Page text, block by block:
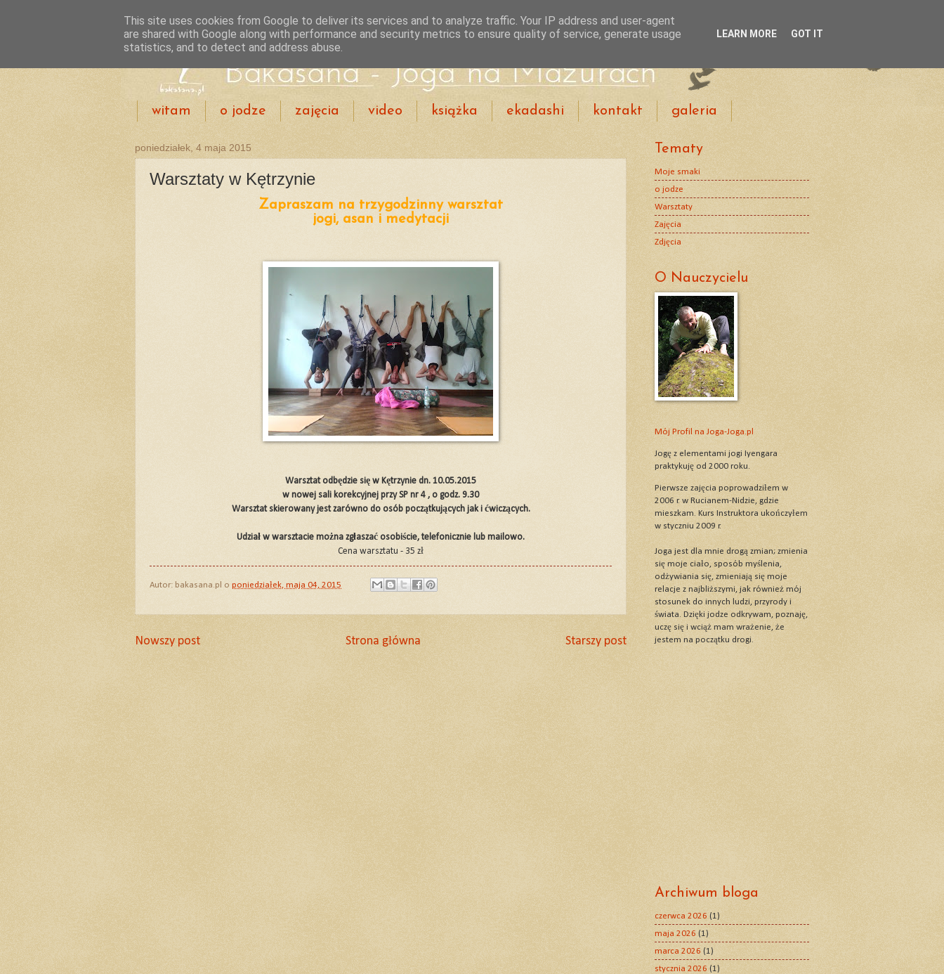
witam o jodze zajęcia video książka ekadashi kontakt galeria
poniedziałek, 4 maja 2015
Warsztaty w Kętrzynie
Zapraszam na trzygodzinny warsztat
jogi, asan i medytacji
Warsztat odbędzie się w Kętrzynie dn. 10.05.2015
w nowej sali korekcyjnej przy SP nr 4 , o godz. 9.30
Warsztat skierowany jest zarówno do osób początkujących jak i ćwiczących.
Udział w warsztacie można zgłaszać osobiście, telefonicznie lub mailowo.
Cena warsztatu - 35 zł
Autor: bakasana.pl o poniedziałek, maja 04, 2015
Nowszy post Starszy post
Strona główna
Tematy
Moje smaki
o jodze
Warsztaty
Zajęcia
Zdjęcia
O Nauczycielu
Mój Profil na Joga-Joga.pl
Jogę z elementami jogi Iyengara
praktykuję od 2000 roku.
Pierwsze zajęcia poprowadziłem w
2006 r. w Rucianem-Nidzie, gdzie
mieszkam. Kurs Instruktora ukończyłem
w styczniu 2009 r.
Joga jest dla mnie drogą zmian; zmienia
się moje ciało, sposób myślenia,
odżywiania się, zmieniają się moje
relacje z najbliższymi, jak również mój
stosunek do innych ludzi, przyrody i
świata. Dzięki jodze odkrywam, poznaję,
uczę się i wciąż mam wrażenie, że
jestem na początku drogi.
Archiwum bloga
czerwca 2026 (1)
maja 2026 (1)
marca 2026 (1)
stycznia 2026 (1)
This site uses cookies from Google to deliver its services and to analyze traffic. Your IP address and user-agent
are shared with Google along with performance and security metrics to ensure quality of service, generate usage
statistics, and to detect and address abuse.
LEARN MORE GOT IT